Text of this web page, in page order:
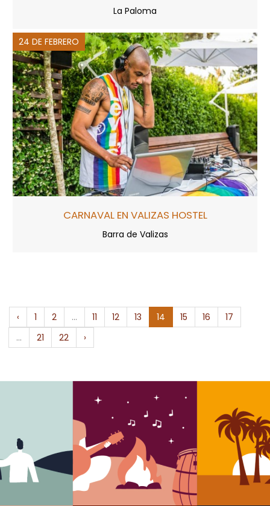
La Paloma
24 DE FEBRERO
CARNAVAL EN VALIZAS HOSTEL
Barra de Valizas
‹ 1 2 ... 11 12 13 14 15 16
17
...
21 22 ›